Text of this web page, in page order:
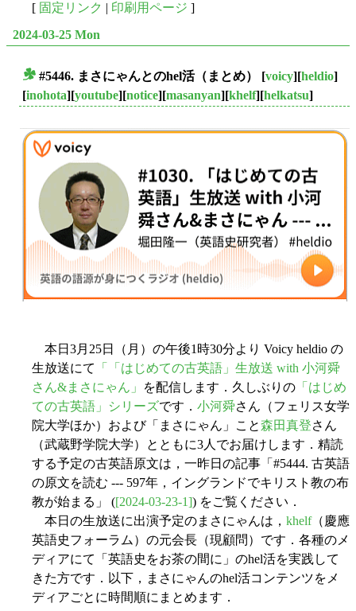
[ 固定リンク | 印刷用ページ ]
2024-03-25 Mon
#5446. まさにゃんとのhel活（まとめ） [voicy][heldio]
[inohota][youtube][notice][masanyan][khelf][helkatsu]
本日3月25日（月）の午後1時30分より Voicy heldio の
生放送にて
「「はじめての古英語」生放送 with 小河舜
さん&まさにゃん」
を配信します．久しぶりの 「はじめ
ての古英語」シリーズです． 小河舜さん（フェリス女学
院大学ほか）および「まさにゃん」こと森田真登さん
（武蔵野学院大学）とともに3人でお届けします．精読
する予定の古英語原文は，一昨日の記事「#5444. 古英語
の原文を読む --- 597年，イングランドでキリスト教の布
教が始まる」 ([2024-03-23-1]) をご覧ください．
本日の生放送に出演予定のまさにゃんは， khelf（慶應
英語史フォーラム）の元会長（現顧問）です．各種のメ
ディアにて「英語史をお茶の間に」のhel活を実践して
きた方です．以下，まさにゃんのhel活コンテンツをメ
ディアごとに時間順にまとめます．